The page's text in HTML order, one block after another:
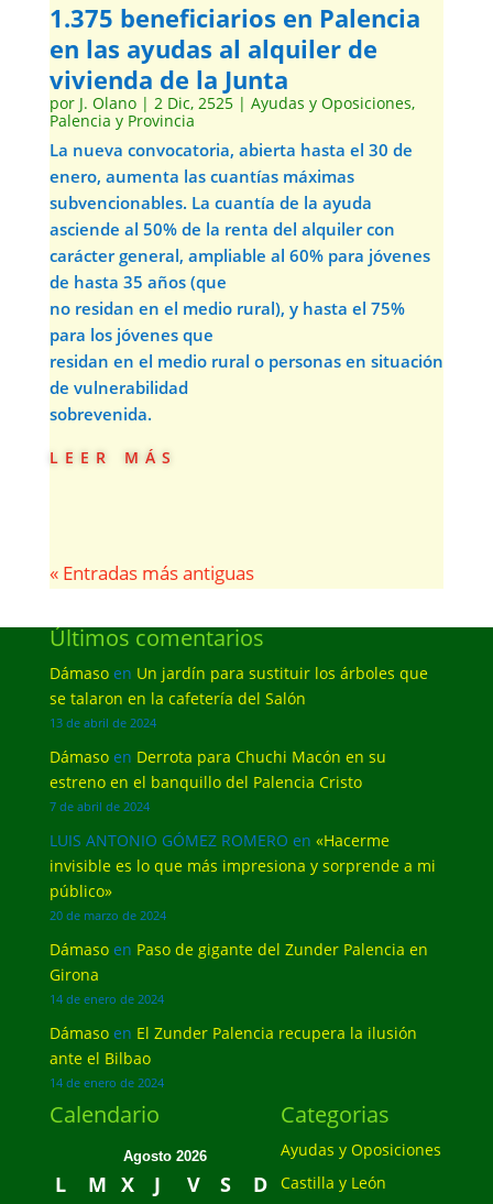
1.375 beneficiarios en Palencia
en las ayudas al alquiler de
vivienda de la Junta
por J. Olano| 2 Dic, 2525| Ayudas y Oposiciones,
Palencia y Provincia
La nueva convocatoria, abierta hasta el 30 de
enero, aumenta las cuantías máximas
subvencionables. La cuantía de la ayuda
asciende al 50% de la renta del alquiler con
carácter general, ampliable al 60% para jóvenes
de hasta 35 años (que
no residan en el medio rural), y hasta el 75%
para los jóvenes que
residan en el medio rural o personas en situación
de vulnerabilidad
sobrevenida.
leer más
« Entradas más antiguas
Últimos comentarios
Dámasoen Un jardín para sustituir los árboles que
se talaron en la cafetería del Salón
13 de abril de 2024
Dámasoen Derrota para Chuchi Macón en su
estreno en el banquillo del Palencia Cristo
7 de abril de 2024
LUIS ANTONIO GÓMEZ ROMERO en «Hacerme
invisible es lo que más impresiona y sorprende a mi
público»
20 de marzo de 2024
Dámasoen Paso de gigante del Zunder Palencia en
Girona
14 de enero de 2024
Dámasoen El Zunder Palencia recupera la ilusión
ante el Bilbao
14 de enero de 2024
Calendario
Agosto 2026
L M X J V S
D
Categorias
Ayudas y Oposiciones
Castilla y León